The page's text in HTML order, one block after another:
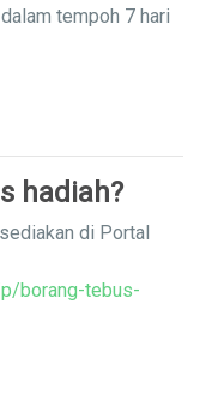
tempoh 7 hari
hadiah?
di Portal
borang-tebus-